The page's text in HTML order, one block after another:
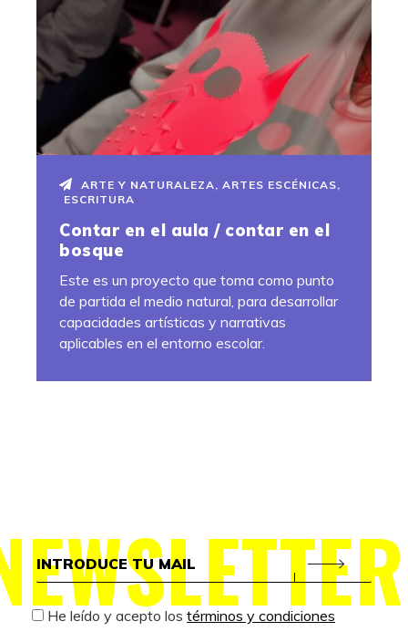
ARTE Y NATURALEZA ARTES ESCÉNICAS
ESCRITURA
Contar en el aula / contar en el
bosque
Este es un proyecto que toma como punto
de partida el medio natural, para desarrollar
capacidades artísticas y narrativas
aplicables en el entorno escolar.
He leído y acepto los términos y condiciones